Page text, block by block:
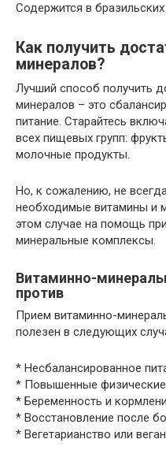
Содержится в
Как получить
минералов?
Лучший способ получить
минералов – это
питание. Старайтесь
всех пищевых групп:
молочные продукты.
Но, к сожалению, не
необходимые витамины и
этом случае на помощь
минеральные комплексы.
Витаминно-
против
Прием витаминно-
полезен в следующих
* Несбалансированное
* Повышенные физические
* Беременность и
* Восстановление после
* Вегетарианство или